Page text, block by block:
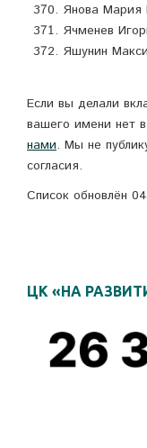
Янова Мария
Ячменев
Яшунин
Если вы делали
вашего имени нет
нами. Мы не
согласия.
Список обновлён
ЦК «НА